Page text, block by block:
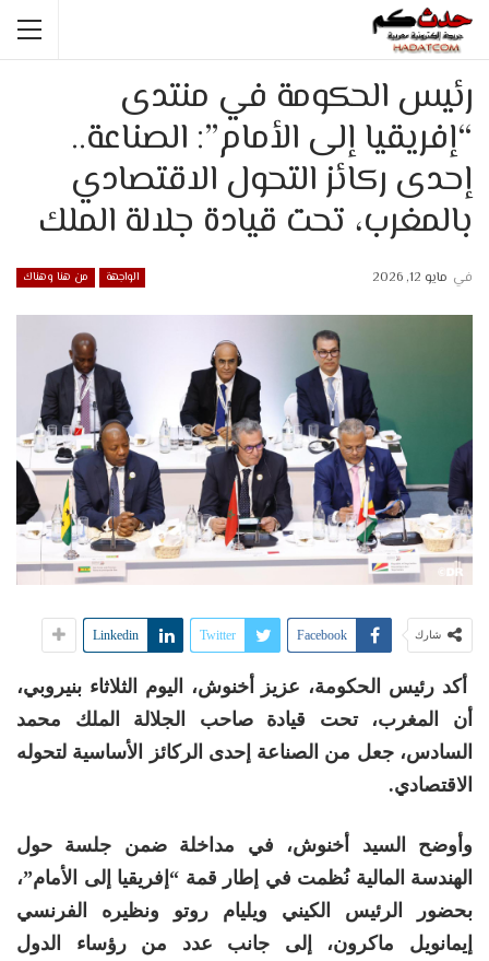
رئيس الحكومة في منتدى
“إفريقيا إلى الأمام”: الصناعة..
إحدى ركائز التحول الاقتصادي
بالمغرب، تحت قيادة جلالة الملك
الواجهة من هنا وهناك في مايو 12, 2026
شارك Facebook
Twitter
Linkedin
أكد رئيس الحكومة، عزيز أخنوش، اليوم الثلاثاء بنيروبي،
أن المغرب، تحت قيادة صاحب الجلالة الملك محمد
السادس، جعل من الصناعة إحدى الركائز الأساسية لتحوله
الاقتصادي.
وأوضح السيد أخنوش، في مداخلة ضمن جلسة حول
الهندسة المالية نُظمت في إطار قمة “إفريقيا إلى الأمام”،
بحضور الرئيس الكيني ويليام روتو ونظيره الفرنسي
إيمانويل ماكرون، إلى جانب عدد من رؤساء الدول